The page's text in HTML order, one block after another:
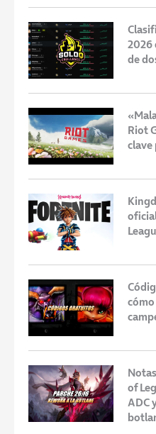
2026
de
Riot
clave
of
ADC